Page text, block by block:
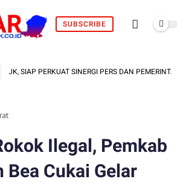
SUBSCRIBE
SIAP PERKUAT SINERGI PERS DAN PEMERINTAH
Ilegal, Pemkab
Bea Cukai Gelar